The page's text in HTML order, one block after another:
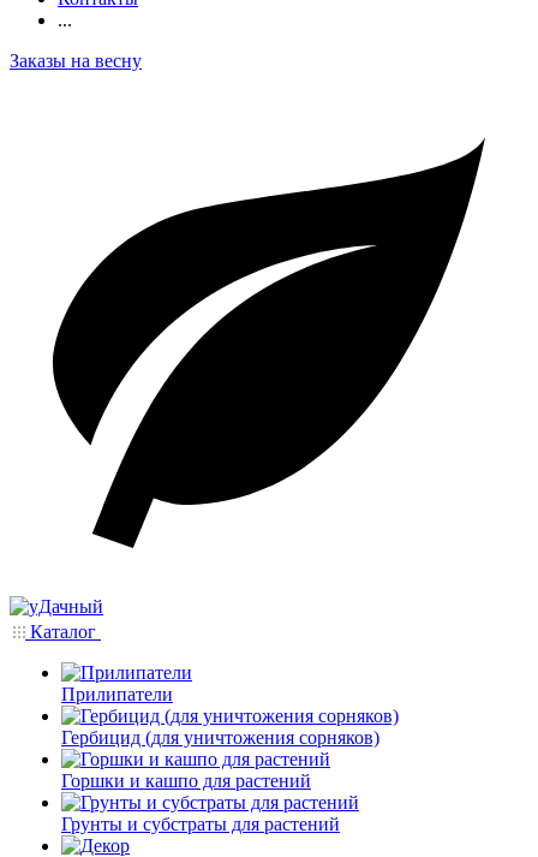
...
Заказы на весну
Каталог
Прилипатели
Гербицид (для уничтожения сорняков)
Горшки и кашпо для растений
Грунты и субстраты для растений